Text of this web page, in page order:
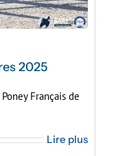
2025
Français de
Lire plus